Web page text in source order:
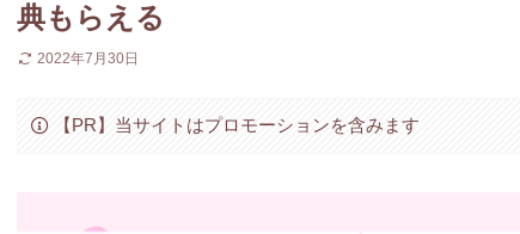
典もらえる
2022年7月30日
【PR】当サイトはプロモーションを含みます